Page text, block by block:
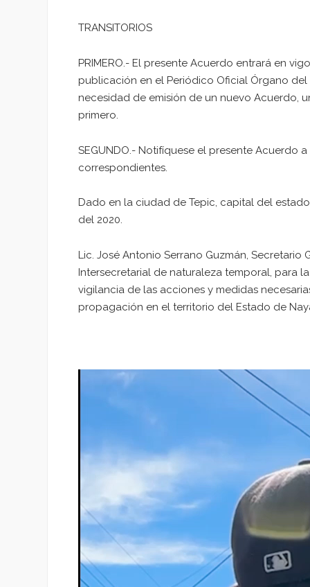
TRANSITORIOS
PRIMERO.- El presente Acuerdo entrará en
publicación en el Periódico Oficial Órgano
necesidad de emisión de un nuevo Acuerdo,
primero.
SEGUNDO.- Notifíquese el presente Acuerdo
correspondientes.
Dado en la ciudad de Tepic, capital del
del 2020.
Lic. José Antonio Serrano Guzmán,
Intersecretarial de naturaleza temporal, para
vigilancia de las acciones y medidas
propagación en el territorio del Estado de
Reproductor